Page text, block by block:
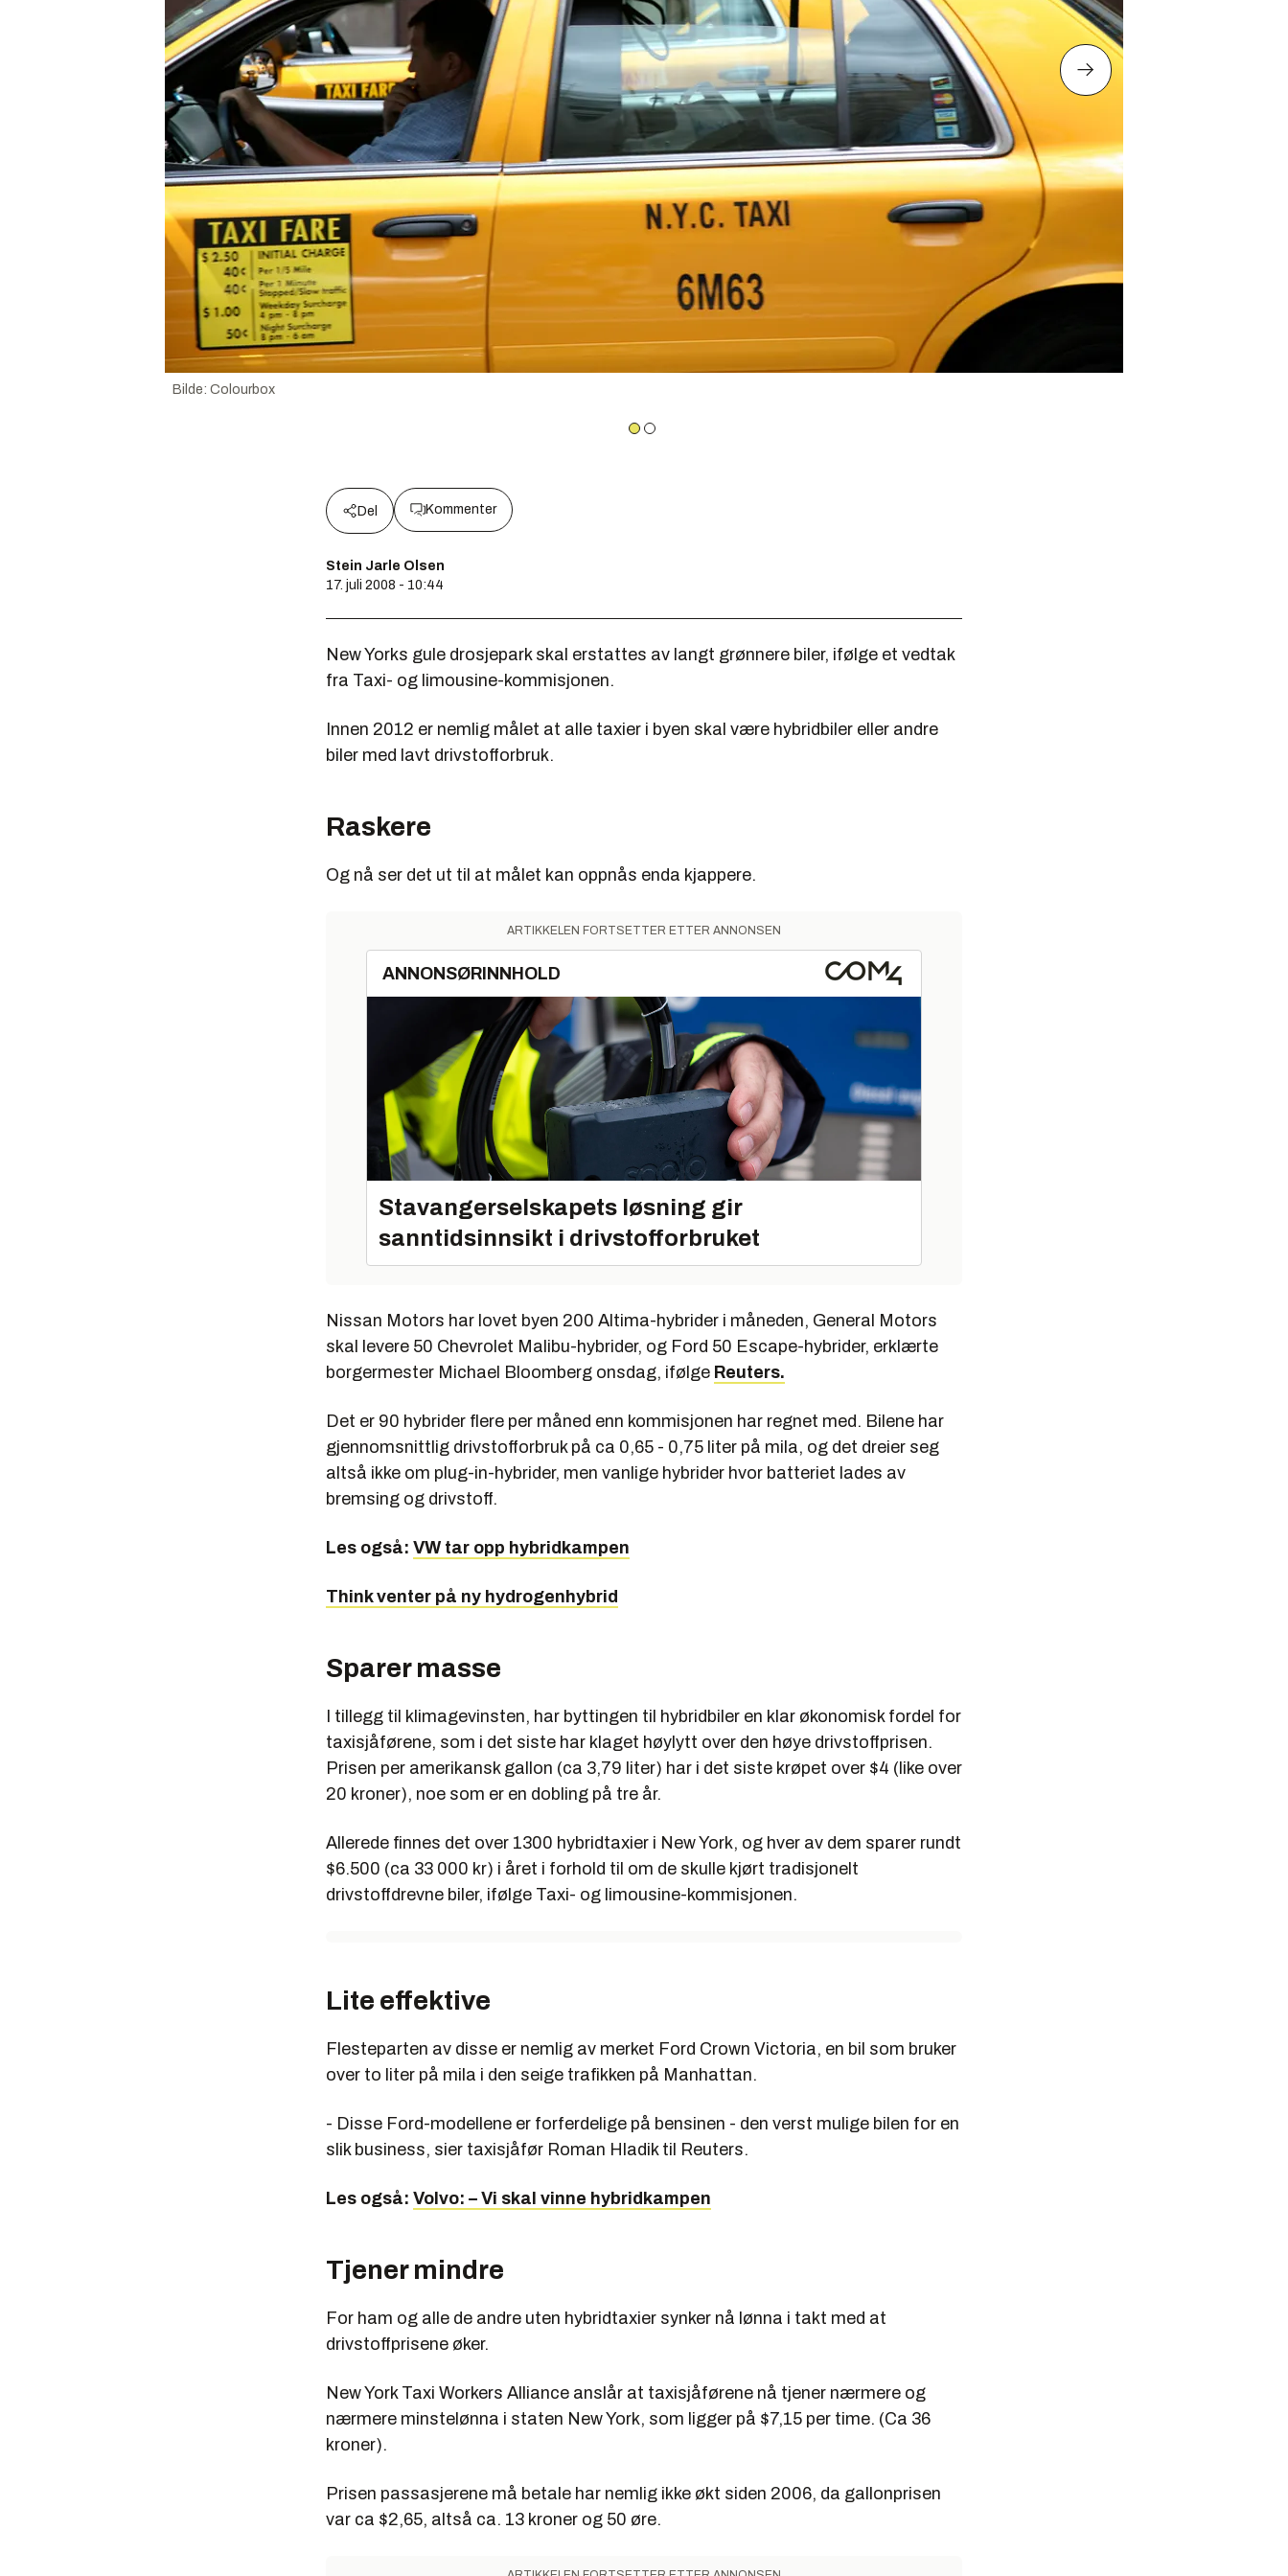
Bilde: Colourbox
Del Kommenter
Stein Jarle Olsen
17. juli 2008 - 10:44
New Yorks gule drosjepark skal erstattes av langt grønnere biler, ifølge et vedtak
fra Taxi- og limousine-kommisjonen.
Innen 2012 er nemlig målet at alle taxier i byen skal være hybridbiler eller andre
biler med lavt drivstofforbruk.
Raskere
Og nå ser det ut til at målet kan oppnås enda kjappere.
ARTIKKELEN FORTSETTER ETTER ANNONSEN
ANNONSØRINNHOLD
Stavangerselskapets løsning gir
sanntidsinnsikt i drivstofforbruket
Nissan Motors har lovet byen 200 Altima-hybrider i måneden, General Motors
skal levere 50 Chevrolet Malibu-hybrider, og Ford 50 Escape-hybrider, erklærte
borgermester Michael Bloomberg onsdag, ifølge Reuters.
Det er 90 hybrider flere per måned enn kommisjonen har regnet med. Bilene har
gjennomsnittlig drivstofforbruk på ca 0,65 - 0,75 liter på mila, og det dreier seg
altså ikke om plug-in-hybrider, men vanlige hybrider hvor batteriet lades av
bremsing og drivstoff.
Les også: VW tar opp hybridkampen
Think venter på ny hydrogenhybrid
Sparer masse
I tillegg til klimagevinsten, har byttingen til hybridbiler en klar økonomisk fordel for
taxisjåførene, som i det siste har klaget høylytt over den høye drivstoffprisen.
Prisen per amerikansk gallon (ca 3,79 liter) har i det siste krøpet over $4 (like over
20 kroner), noe som er en dobling på tre år.
Allerede finnes det over 1300 hybridtaxier i New York, og hver av dem sparer rundt
$6.500 (ca 33 000 kr) i året i forhold til om de skulle kjørt tradisjonelt
drivstoffdrevne biler, ifølge Taxi- og limousine-kommisjonen.
Lite effektive
Flesteparten av disse er nemlig av merket Ford Crown Victoria, en bil som bruker
over to liter på mila i den seige trafikken på Manhattan.
- Disse Ford-modellene er forferdelige på bensinen - den verst mulige bilen for en
slik business, sier taxisjåfør Roman Hladik til Reuters.
Les også: Volvo: – Vi skal vinne hybridkampen
Tjener mindre
For ham og alle de andre uten hybridtaxier synker nå lønna i takt med at
drivstoffprisene øker.
New York Taxi Workers Alliance anslår at taxisjåførene nå tjener nærmere og
nærmere minstelønna i staten New York, som ligger på $7,15 per time. (Ca 36
kroner).
Prisen passasjerene må betale har nemlig ikke økt siden 2006, da gallonprisen
var ca $2,65, altså ca. 13 kroner og 50 øre.